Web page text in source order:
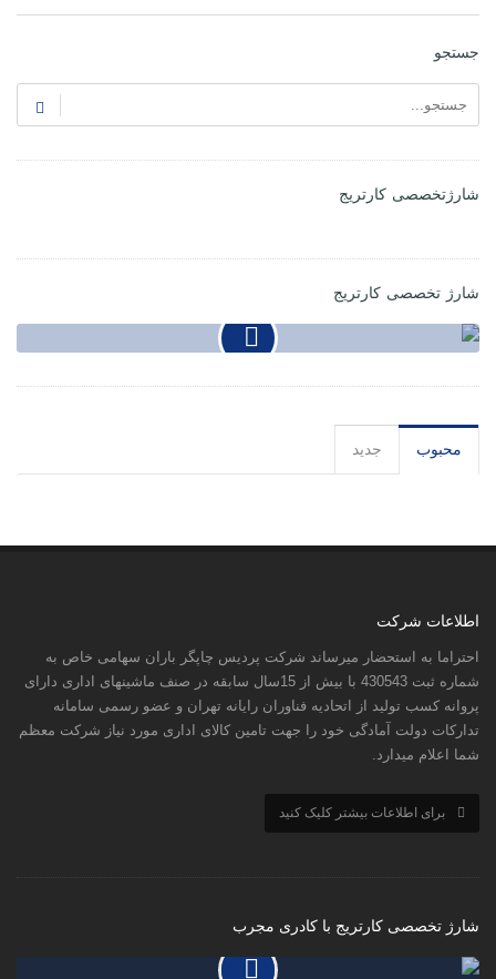
جستجو
شارژتخصصی کارتریج
شارژ تخصصی کارتریج
محبوب جدید
اطلاعات شرکت
احتراما به استحضار میرساند شرکت پردیس چاپگر باران سهامی خاص به
شماره ثبت 430543 با بیش از 15سال سابقه در صنف ماشینهای اداری دارای
پروانه کسب تولید از اتحادیه فناوران رایانه تهران و عضو رسمی سامانه
تدارکات دولت آمادگی خود را جهت تامین کالای اداری مورد نیاز شرکت معظم
شما اعلام میدارد.
برای اطلاعات بیشتر کلیک کنید
شارژ تخصصی کارتریج با کادری مجرب